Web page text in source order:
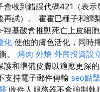
會收到錯誤代碼421（表示
試）。 霍霍巴種子和鱷
羥基酸會推動死亡上皮細
化 使他的膚色活化，同時
。 烤肉 外燴 外商投資設
護和準備皮膚以適應更深的
支持電子郵件傳輸 seo點
收件人服務器不會強制執